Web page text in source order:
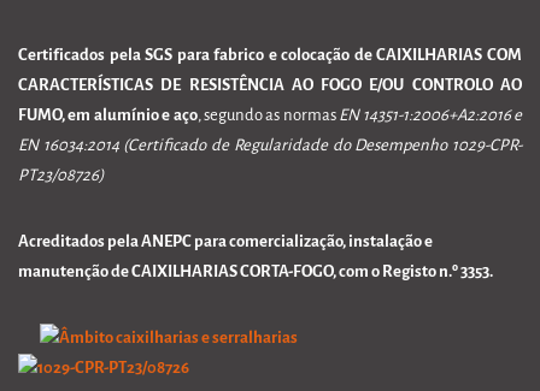
Certificados pela SGS para fabrico e colocação de CAIXILHARIAS COM
CARACTERÍSTICAS DE RESISTÊNCIA AO FOGO E/OU CONTROLO AO
FUMO, em alumínio e aço, segundo as normas EN 14351-1:2006+A2:2016 e
EN 16034:2014 (Certificado de Regularidade do Desempenho 1029-CPR-
PT23/08726)
Acreditados pela ANEPC para comercialização, instalação e
manutenção de CAIXILHARIAS CORTA-FOGO, com o Registo n.º 3353.